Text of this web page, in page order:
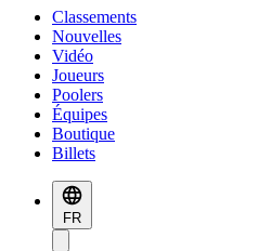
Classements
Nouvelles
Vidéo
Joueurs
Poolers
Équipes
Boutique
Billets
FR